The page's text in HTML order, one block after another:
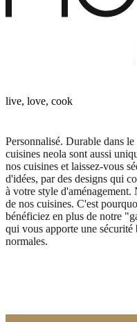
live, love, cook
Personnalisé. Durable dans
cuisines neola sont aussi
nos cuisines et laissez-vous
d'idées, par des designs qui
à votre style
de nos cuisines. C'est
bénéficiez en plus de notre
qui vous apporte une
normales.